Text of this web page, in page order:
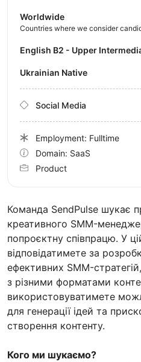
Команда SendPulse шукає
креативного SMM-
попроєктну співпрацю. У
відповідатимете за
ефективних SMM-
з різними форматами
використовуватимете
для генерації ідей та
створення контенту.
Кого ми шукаємо?
Worldwide
Countries where we consider
English B2 - Upper
Ukrainian Native
Social Media
Employment: Fulltime
Domain: SaaS
Product